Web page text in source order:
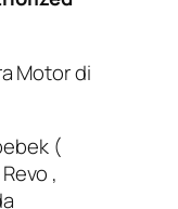
Motor di
(
,